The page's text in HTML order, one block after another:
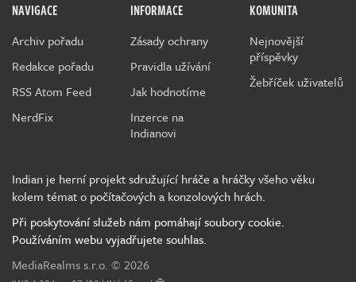
NAVIGACE
Archiv pořadu
Redakce pořadu
RSS Atom Feed
NerdFix
INFORMACE
Zásady ochrany
Pravidla užívání
Jak hodnotíme
Inzerce na
Indianovi
KOMUNITA
Nejnovější
příspěvky
Žebříček uživatelů
Indian je herní projekt sdružující hráče a hráčky všeho věku
kolem témat o počítačových a konzolových hrách.
Při poskytování služeb nám pomáhají soubory cookie.
Používáním webu vyjadřujete souhlas.
MediaRealms s.r.o. © 2026